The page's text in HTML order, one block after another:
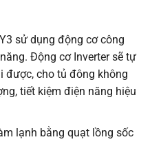
sử dụng động cơ công
Động cơ Inverter sẽ tự
được, cho tủ đông không
tiết kiệm điện năng hiệu
lạnh bằng quạt lồng sốc